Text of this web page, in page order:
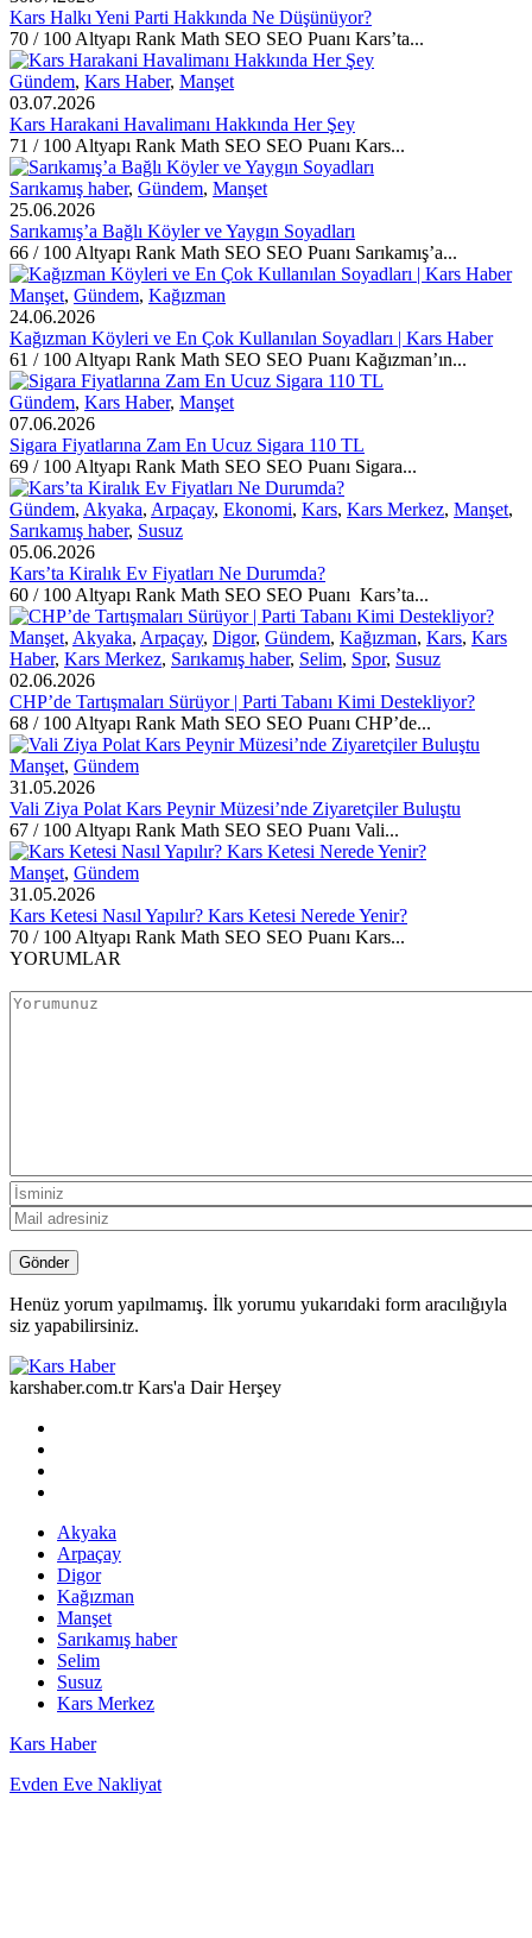
Kars Halkı Yeni Parti Hakkında Ne Düşünüyor?
70 / 100 Altyapı Rank Math SEO SEO Puanı Kars’ta...
Gündem, Kars Haber, Manşet
03.07.2026
Kars Harakani Havalimanı Hakkında Her Şey
71 / 100 Altyapı Rank Math SEO SEO Puanı Kars...
Sarıkamış haber, Gündem, Manşet
25.06.2026
Sarıkamış’a Bağlı Köyler ve Yaygın Soyadları
66 / 100 Altyapı Rank Math SEO SEO Puanı Sarıkamış’a...
Manşet, Gündem, Kağızman
24.06.2026
Kağızman Köyleri ve En Çok Kullanılan Soyadları | Kars Haber
61 / 100 Altyapı Rank Math SEO SEO Puanı Kağızman’ın...
Gündem, Kars Haber, Manşet
07.06.2026
Sigara Fiyatlarına Zam En Ucuz Sigara 110 TL
69 / 100 Altyapı Rank Math SEO SEO Puanı Sigara...
Gündem, Akyaka, Arpaçay, Ekonomi, Kars, Kars Merkez, Manşet,
Sarıkamış haber, Susuz
05.06.2026
Kars’ta Kiralık Ev Fiyatları Ne Durumda?
60 / 100 Altyapı Rank Math SEO SEO Puanı Kars’ta...
Manşet, Akyaka, Arpaçay, Digor, Gündem, Kağızman, Kars, Kars
Haber, Kars Merkez, Sarıkamış haber, Selim, Spor, Susuz
02.06.2026
CHP’de Tartışmaları Sürüyor | Parti Tabanı Kimi Destekliyor?
68 / 100 Altyapı Rank Math SEO SEO Puanı CHP’de...
Manşet, Gündem
31.05.2026
Vali Ziya Polat Kars Peynir Müzesi’nde Ziyaretçiler Buluştu
67 / 100 Altyapı Rank Math SEO SEO Puanı Vali...
Manşet, Gündem
31.05.2026
Kars Ketesi Nasıl Yapılır? Kars Ketesi Nerede Yenir?
70 / 100 Altyapı Rank Math SEO SEO Puanı Kars...
YORUMLAR
Henüz yorum yapılmamış. İlk yorumu yukarıdaki form aracılığıyla
siz yapabilirsiniz.
karshaber.com.tr Kars'a Dair Herşey
Akyaka
Arpaçay
Digor
Kağızman
Manşet
Sarıkamış haber
Selim
Susuz
Kars Merkez
Kars Haber
Evden Eve Nakliyat